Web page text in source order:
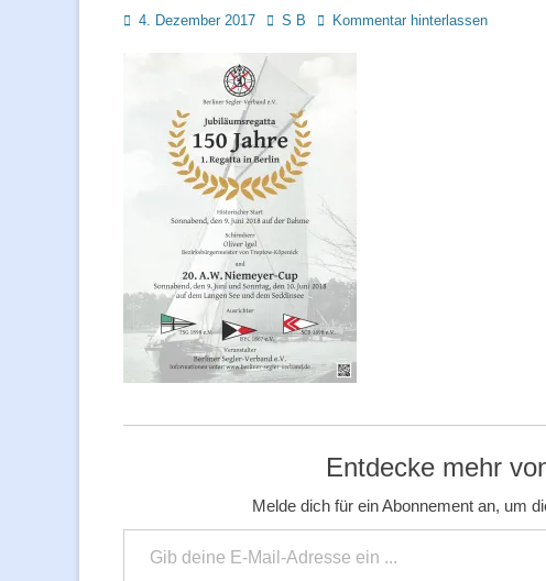
Posted
4. Dezember 2017 Autor
S B Kommentar hinterlassen
Entdecke mehr
Melde dich für ein Abonnement an, um
Gib deine E-Mail-Adresse ein ...